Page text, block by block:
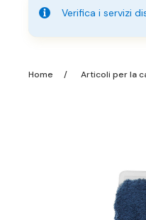
Verifica i servizi
Home Articoli per la